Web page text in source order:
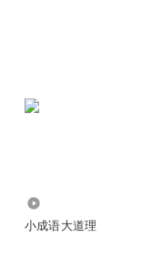
小成语大道理